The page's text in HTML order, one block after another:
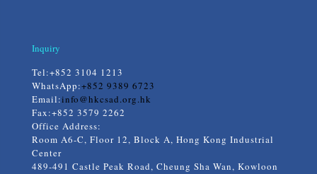
Inquiry
Tel:+852 3104 1213
WhatsApp:+852 9389 6723
Email:info@hkcsad.org.hk
Fax:+852 3579 2262
Office Address:
Room A6-C, Floor 12, Block A, Hong Kong Industrial
Center
489-491 Castle Peak Road, Cheung Sha Wan, Kowloon